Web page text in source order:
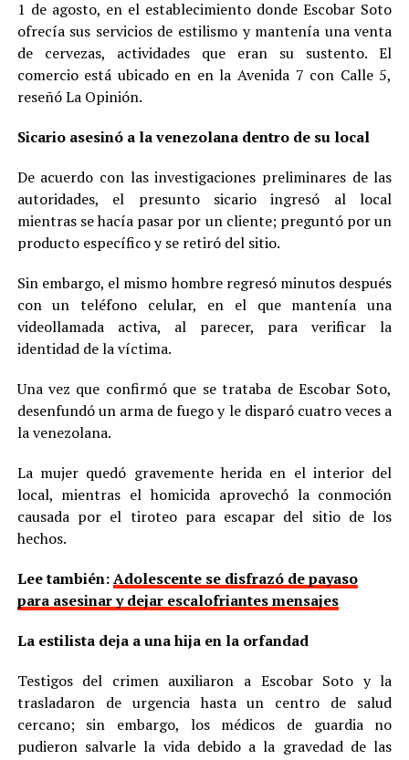
1 de agosto, en el establecimiento donde Escobar Soto
ofrecía sus servicios de estilismo y mantenía una venta
de cervezas, actividades que eran su sustento. El
comercio está ubicado en en la Avenida 7 con Calle 5,
reseñó La Opinión.
Sicario asesinó a la venezolana dentro de su local
De acuerdo con las investigaciones preliminares de las
autoridades, el presunto sicario ingresó al local
mientras se hacía pasar por un cliente; preguntó por un
producto específico y se retiró del sitio.
Sin embargo, el mismo hombre regresó minutos después
con un teléfono celular, en el que mantenía una
videollamada activa, al parecer, para verificar la
identidad de la víctima.
Una vez que confirmó que se trataba de Escobar Soto,
desenfundó un arma de fuego y le disparó cuatro veces a
la venezolana.
La mujer quedó gravemente herida en el interior del
local, mientras el homicida aprovechó la conmoción
causada por el tiroteo para escapar del sitio de los
hechos.
Lee también:Adolescente se disfrazó de payaso
para asesinar y dejar escalofriantes mensajes
La estilista deja a una hija en la orfandad
Testigos del crimen auxiliaron a Escobar Soto y la
trasladaron de urgencia hasta un centro de salud
cercano; sin embargo, los médicos de guardia no
pudieron salvarle la vida debido a la gravedad de las